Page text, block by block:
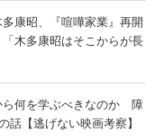
康昭、『喧嘩家業』再開
木多康昭はそこからが長
ら何を学ぶべきなのか 障
話【逃げない映画考察】